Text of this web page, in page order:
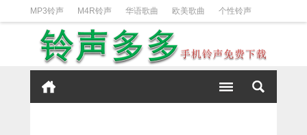
MP3铃声 M4R铃声 华语歌曲 欧美歌曲 个性铃声
日韩歌曲 动漫铃声 DJ铃声 短信铃声
iPhone铃声设置方法